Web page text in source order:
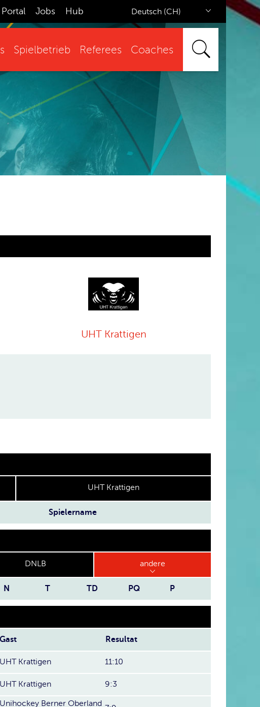
Portal Jobs Hub Deutsch (CH)
Spielbetrieb Referees Coaches
UHT Krattigen
UHT Krattigen
Spielername
DNLB andere
N T TD PQ P
Gast Resultat
UHT Krattigen 11:10
UHT Krattigen 9:3
Unihockey Berner Oberland